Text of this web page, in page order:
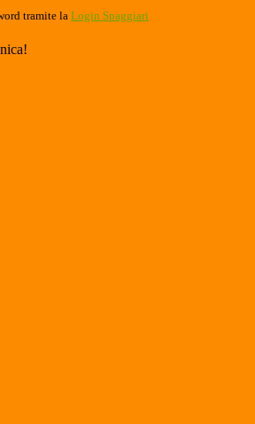
tramite la Login Spaggiari